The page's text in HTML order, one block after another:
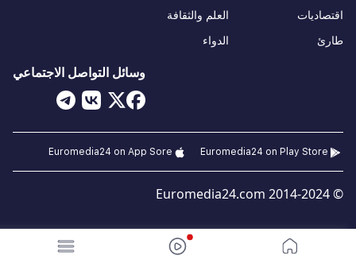
اقتصاديات
طارئ
العلم والثقافة
الدواء
وسائل التواصل الاجتماعي
© 2014-2024 Euromedia24.com
Euromedia24 on Play Store
Euromedia24 on App Sore